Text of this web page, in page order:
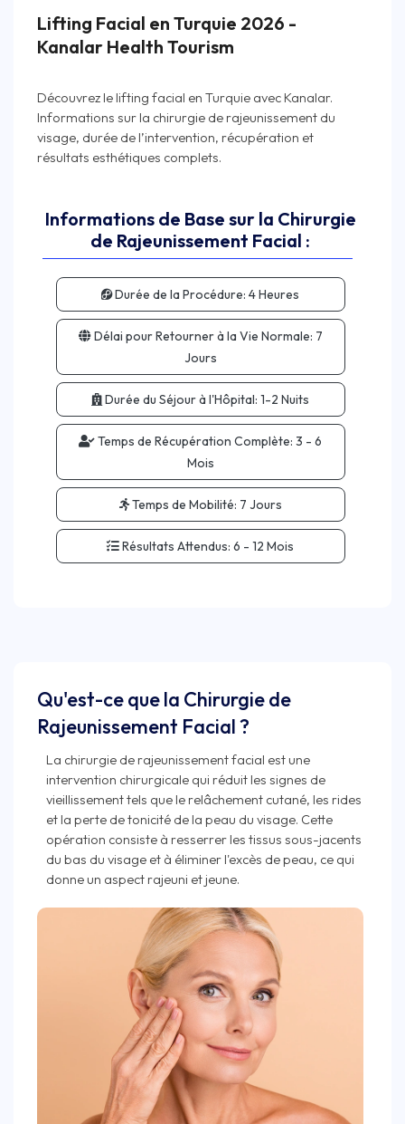
Lifting Facial en Turquie 2026 -
Kanalar Health Tourism
Découvrez le lifting facial en Turquie avec Kanalar.
Informations sur la chirurgie de rajeunissement du
visage, durée de l’intervention, récupération et
Informations de Base sur la Chirurgie
de Rajeunissement Facial :
Durée de la Procédure: 4 Heures
Délai pour Retourner à la Vie Normale: 7
Jours
Durée du Séjour à l'Hôpital: 1-2 Nuits
Temps de Récupération Complète: 3 - 6
Mois
Temps de Mobilité: 7 Jours
Résultats Attendus: 6 - 12 Mois
Qu'est-ce que la Chirurgie de
Rajeunissement Facial ?
La chirurgie de rajeunissement facial est une
intervention chirurgicale qui réduit les signes de
vieillissement tels que le relâchement cutané, les rides
et la perte de tonicité de la peau du visage. Cette
opération consiste à resserrer les tissus sous-jacents
du bas du visage et à éliminer l'excès de peau, ce qui
donne un aspect rajeuni et jeune.